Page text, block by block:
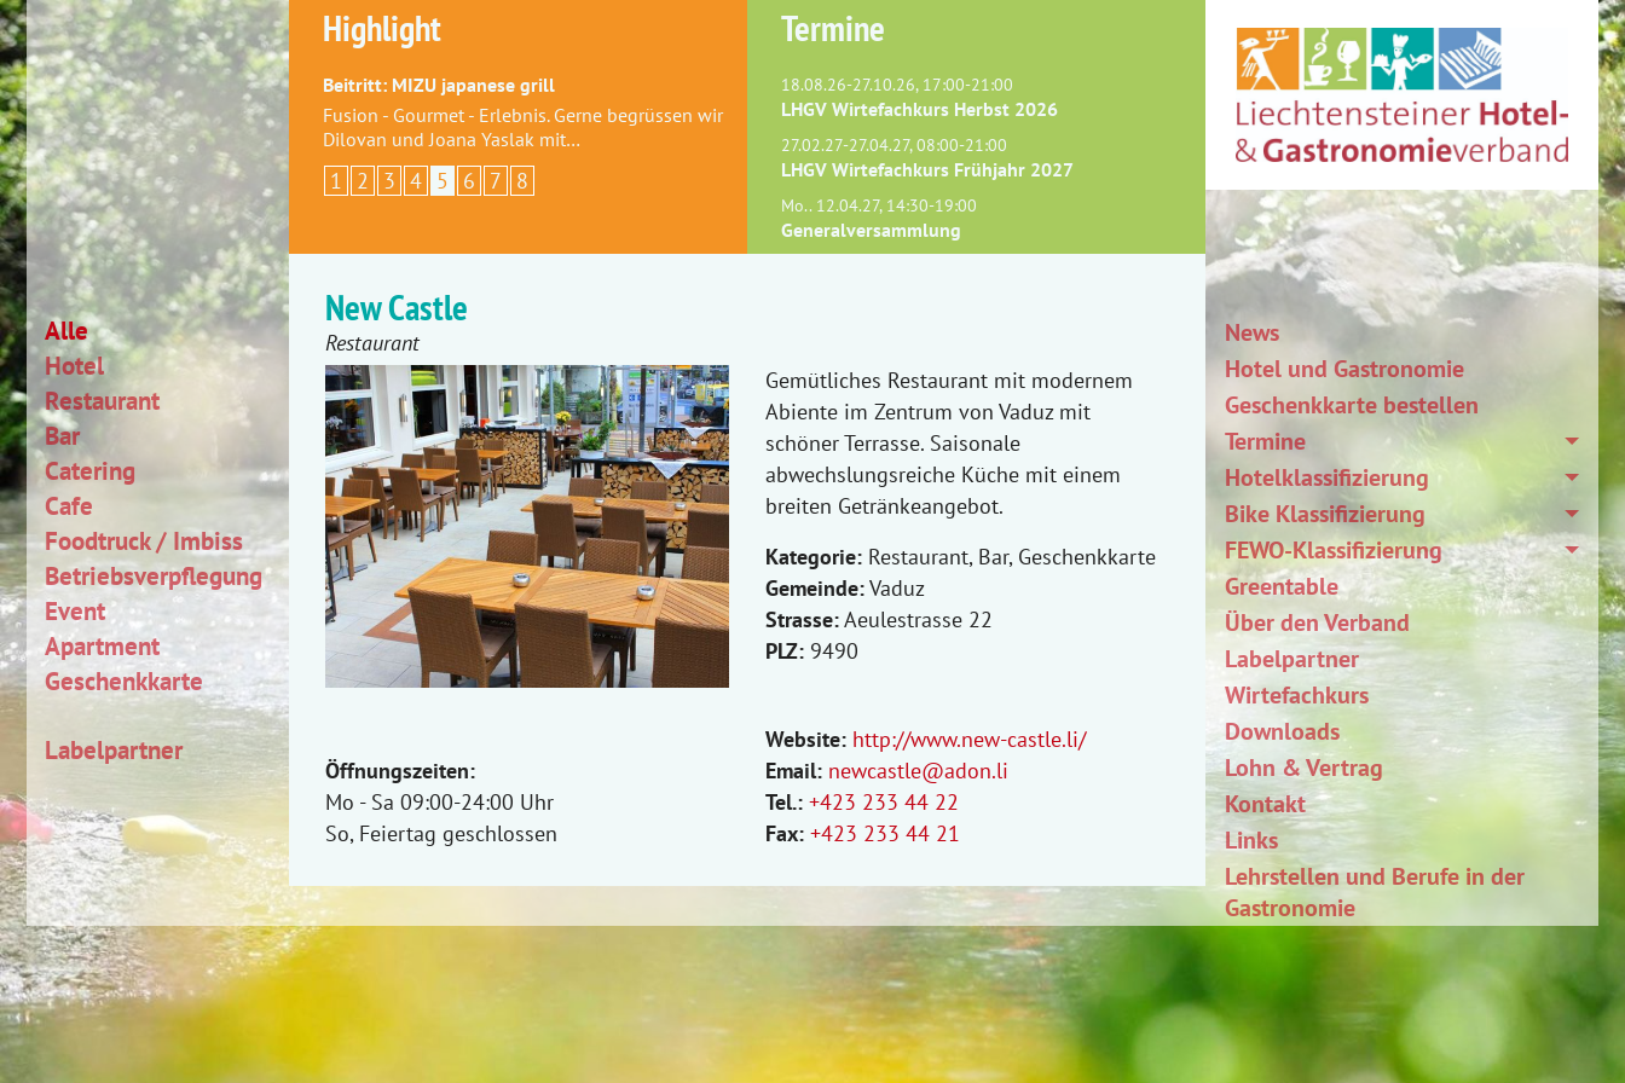
Alle
Hotel
Restaurant
Bar
Catering
Cafe
Foodtruck / Imbiss
Betriebsverpflegung
Event
Apartment
Geschenkkarte
Labelpartner
Highlight
Beitritt: MIZU japanese grill
Fusion - Gourmet - Erlebnis. Gerne begrüssen wir
Dilovan und Joana Yaslak mit…
1 2 3 4 5 6 7 8
Termine
18.08.26-27.10.26, 17:00-21:00
LHGV Wirtefachkurs Herbst 2026
27.02.27-27.04.27, 08:00-21:00
LHGV Wirtefachkurs Frühjahr 2027
Mo.. 12.04.27, 14:30-19:00
Generalversammlung
New Castle
Restaurant
Gemütliches Restaurant mit modernem
Abiente im Zentrum von Vaduz mit
schöner Terrasse. Saisonale
abwechslungsreiche Küche mit einem
breiten Getränkeangebot.
Kategorie:Restaurant, Bar, Geschenkkarte
Gemeinde:Vaduz
Strasse:Aeulestrasse 22
PLZ:9490
Öffnungszeiten:
Mo - Sa 09:00-24:00 Uhr
So, Feiertag geschlossen
Website:http://www.new-castle.li/
Email: newcastle@adon.li
Tel.:+423 233 44 22
Fax:+423 233 44 21
News
Hotel und Gastronomie
Geschenkkarte bestellen
Termine
Hotelklassifizierung
Bike Klassifizierung
FEWO-Klassifizierung
Greentable
Über den Verband
Labelpartner
Wirtefachkurs
Downloads
Lohn & Vertrag
Kontakt
Links
Lehrstellen und Berufe in der
Gastronomie